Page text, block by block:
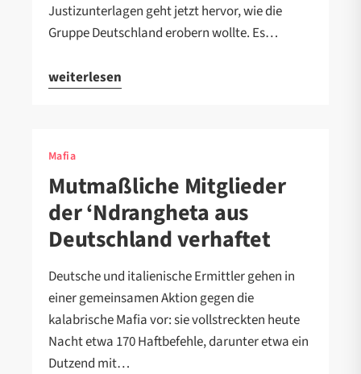
Justizunterlagen geht jetzt hervor, wie die
Gruppe Deutschland erobern wollte. Es…
weiterlesen
Mafia
Mutmaßliche Mitglieder
der ‘Ndrangheta aus
Deutschland verhaftet
Deutsche und italienische Ermittler gehen in
einer gemeinsamen Aktion gegen die
kalabrische Mafia vor: sie vollstreckten heute
Nacht etwa 170 Haftbefehle, darunter etwa ein
Dutzend mit…